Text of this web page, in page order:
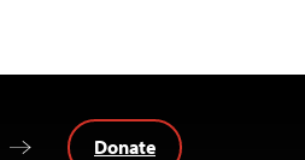
Donate